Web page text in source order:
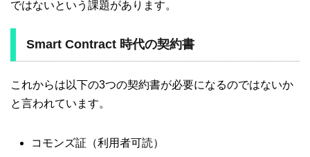
ではないという課題があります。
Smart Contract 時代の契約書
これからは以下の3つの契約書が必要になるのではないか
と言われています。
コモンズ証（利用者可読）